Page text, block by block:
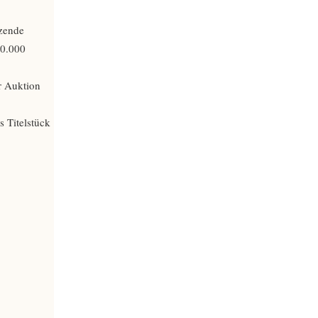
Auktion
Titelstück